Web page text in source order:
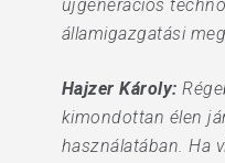
újgenerációs
államigazgatási
Hajzer Károly:
kimondottan élen
használatában. Ha